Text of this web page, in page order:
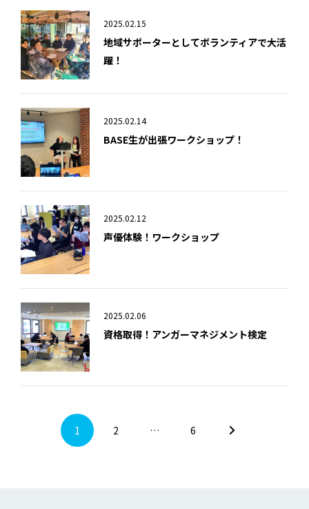
2025.02.15
地域サポーターとしてボランティアで大活
躍！
2025.02.14
BASE生が出張ワークショップ！
2025.02.12
声優体験！ワークショップ
2025.02.06
資格取得！アンガーマネジメント検定
1 2 … 6